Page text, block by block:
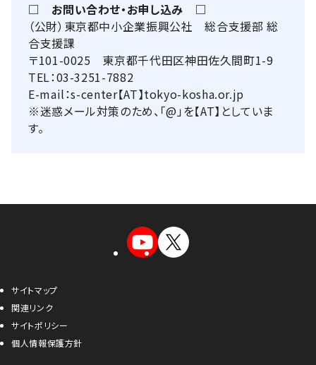
□ お問い合わせ・お申し込み □
（公財）東京都中小企業振興公社 総合支援部 総
合支援課
〒101-0025 東京都千代田区神田佐久間町1-9
TEL：03-3251-7882
E-mail：s-center【AT】tokyo-kosha.or.jp
※迷惑メール対策のため、「@」を【AT】としていま
す。
サイトマップ
関連リンク
サイトポリシー
個人情報保護方針